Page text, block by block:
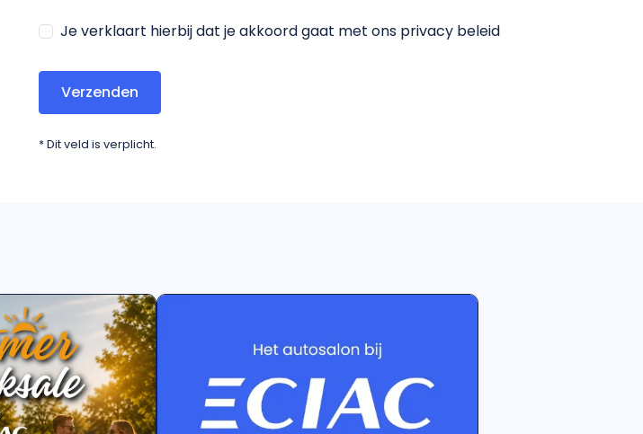
Je verklaart hierbij dat je akkoord gaat met ons privacy beleid
Verzenden
*Dit veld is verplicht.